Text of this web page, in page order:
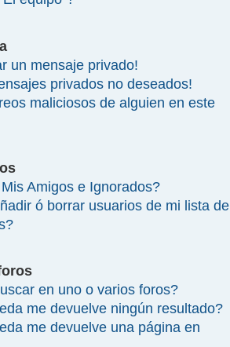
un mensaje privado!
privados no deseados!
maliciosos de alguien en este
Amigos e Ignorados?
ó borrar usuarios de mi lista de
en uno o varios foros?
me devuelve ningún resultado?
me devuelve una página en